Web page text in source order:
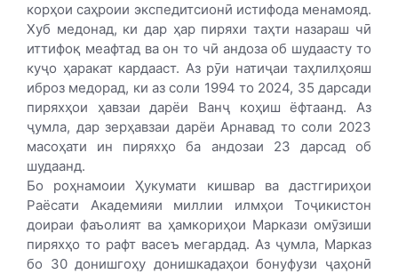
корҳои саҳроии экспедитсионӣ истифода менамояд.
Хуб медонад, ки дар ҳар пиряхи таҳти назараш чӣ
иттифоқ меафтад ва он то чӣ андоза об шудаасту то
куҷо ҳаракат кардааст. Аз рӯи натиҷаи таҳлилҳояш
иброз медорад, ки аз соли 1994 то 2024, 35 дарсади
пиряхҳои ҳавзаи дарёи Ванҷ коҳиш ёфтаанд. Аз
ҷумла, дар зерҳавзаи дарёи Арнавад то соли 2023
масоҳати ин пиряхҳо ба андозаи 23 дарсад об
шудаанд.
Бо роҳнамоии Ҳукумати кишвар ва дастгириҳои
Раёсати Академияи миллии илмҳои Тоҷикистон
доираи фаъолият ва ҳамкориҳои Маркази омӯзиши
пиряхҳо то рафт васеъ мегардад. Аз ҷумла, Марказ
бо 30 донишгоҳу донишкадаҳои бонуфузи ҷаҳонӣ